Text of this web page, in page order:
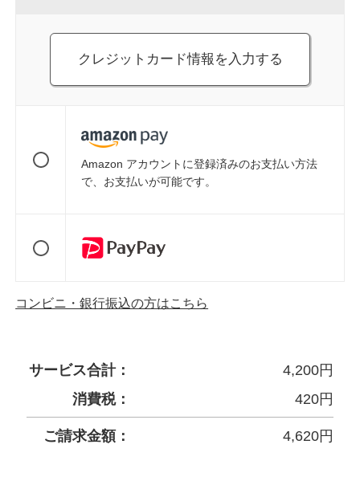
クレジットカード情報を入力する
Amazon アカウントに登録済みのお支払い方法
で、お支払いが可能です。
コンビニ・銀行振込の方はこちら
サービス合計： 4,200円
消費税：
420円
ご請求金額： 4,620円